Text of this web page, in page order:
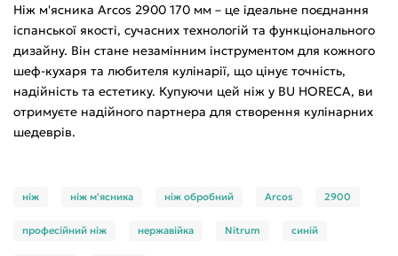
Ніж м'ясника Arcos 2900 170 мм – це ідеальне поєднання
іспанської якості, сучасних технологій та функціонального
дизайну. Він стане незамінним інструментом для кожного
шеф-кухаря та любителя кулінарії, що цінує точність,
надійність та естетику. Купуючи цей ніж у BU HORECA, ви
отримуєте надійного партнера для створення кулінарних
шедеврів.
ніж ніж м'ясника ніж обробний Arcos 2900
професійний ніж нержавійка Nitrum синій